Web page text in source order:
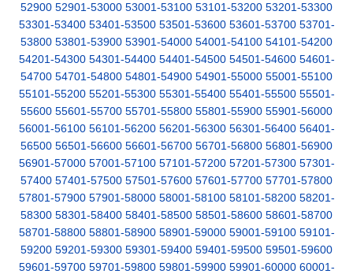
52900 52901-53000 53001-53100 53101-53200 53201-53300
53301-53400 53401-53500 53501-53600 53601-53700 53701-
53800 53801-53900 53901-54000 54001-54100 54101-54200
54201-54300 54301-54400 54401-54500 54501-54600 54601-
54700 54701-54800 54801-54900 54901-55000 55001-55100
55101-55200 55201-55300 55301-55400 55401-55500 55501-
55600 55601-55700 55701-55800 55801-55900 55901-56000
56001-56100 56101-56200 56201-56300 56301-56400 56401-
56500 56501-56600 56601-56700 56701-56800 56801-56900
56901-57000 57001-57100 57101-57200 57201-57300 57301-
57400 57401-57500 57501-57600 57601-57700 57701-57800
57801-57900 57901-58000 58001-58100 58101-58200 58201-
58300 58301-58400 58401-58500 58501-58600 58601-58700
58701-58800 58801-58900 58901-59000 59001-59100 59101-
59200 59201-59300 59301-59400 59401-59500 59501-59600
59601-59700 59701-59800 59801-59900 59901-60000 60001-